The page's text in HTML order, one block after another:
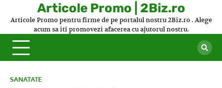
Articole Promo | 2Biz.ro
Articole Promo pentru firme de pe portalul nostru 2Biz.ro . Alege
acum sa iti promovezi afacerea cu ajutorul nostru.
SANATATE